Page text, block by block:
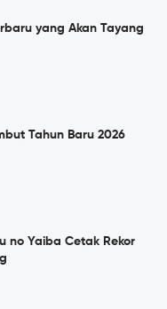
yang Akan Tayang
Tahun Baru 2026
no Yaiba Cetak Rekor